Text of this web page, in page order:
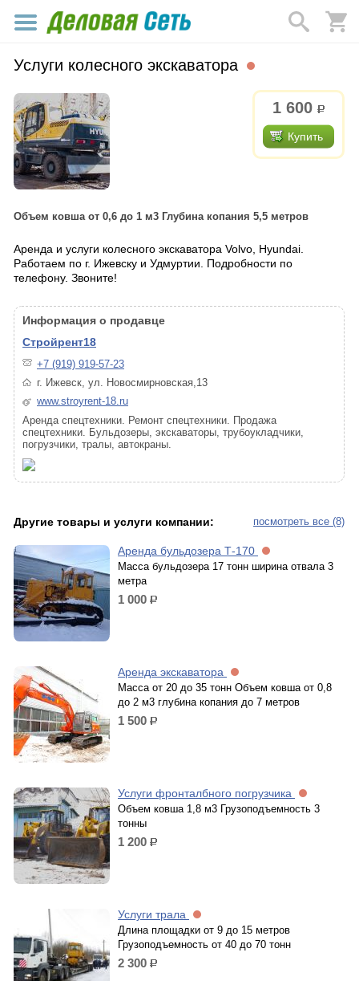
Услуги колесного экскаватора
1 600 р.
Купить
Объем ковша от 0,6 до 1 м3 Глубина копания 5,5 метров
Аренда и услуги колесного экскаватора Volvo, Hyundai.
Работаем по г. Ижевску и Удмуртии. Подробности по
телефону. Звоните!
Информация о продавце
Стройрент18
+7 (919) 919-57-23
г. Ижевск, ул. Новосмирновская,13
www.stroyrent-18.ru
Аренда спецтехники. Ремонт спецтехники. Продажа
спецтехники. Бульдозеры, экскаваторы, трубоукладчики,
погрузчики, тралы, автокраны.
посмотреть все (8)
Другие товары и услуги компании:
Аренда бульдозера Т-170
Масса бульдозера 17 тонн ширина отвала 3
метра
1 000 р.
Аренда экскаватора
Масса от 20 до 35 тонн Объем ковша от 0,8
до 2 м3 глубина копания до 7 метров
1 500 р.
Услуги фронталбного погрузчика
Объем ковша 1,8 м3 Грузоподъемность 3
тонны
1 200 р.
Услуги трала
Длина площадки от 9 до 15 метров
Грузоподъемность от 40 до 70 тонн
2 300 р.